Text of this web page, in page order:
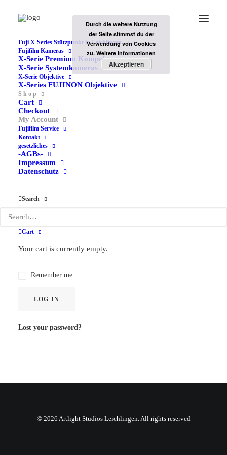
Fuji X-Series Stützpunkt in Leichlingen
Fujifilm Kameras
X-Serie Premium Kompakt
X-Serie Systemkameras
X-Serie Objektive
X-Series FUJINON Objektive
S h o p
Cart
Checkout
My Account
Fujifilm Service
Kontakt
gesetzliches
-AGBs-
Impressum
Datenschutz
Search
Cart
Your cart is currently empty.
My Account
Login
Password
Remember me
LOG IN
Lost your password?
© 2026 Artlight Studios Leichlingen. All rights reserved
Durch die weitere Nutzung
der Seite stimmst du der
Verwendung von Cookies
zu. Weitere Informationen
Akzeptieren